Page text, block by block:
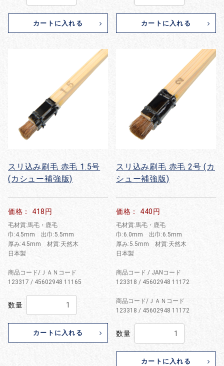
カートに入れる カートに入れる
スリ込み刷毛 赤毛 1.5号
(カシュー補強版)
価格： 418円
毛材質:馬毛・鹿毛
巾:4.5mm 出巾:5.5mm
厚み:4.5mm 材質:天然木
日本製
商品コード/ＪＡＮコード
123317 / 45602948 11165
数量
カートに入れる
スリ込み刷毛 赤毛 2号 (カ
シュー補強版)
価格： 440円
毛材質:馬毛・鹿毛
巾:6.0mm 出巾:6.5mm
厚み:5.5mm 材質:天然木
日本製
商品コード / JANコード
123318 / 45602948 11172
商品コード/ＪＡＮコード
123318 / 45602948 11172
数量
カートに入れる